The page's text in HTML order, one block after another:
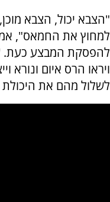
"הצבא יכול, הצבא
למחוץ את החמאס",
להפסקת המבצע כעת.
ויראו הרס איום ונורא
לשלול מהם את היכולת